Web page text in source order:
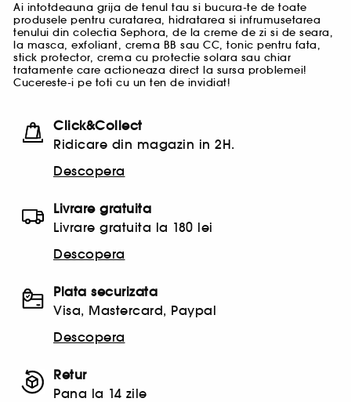
Ai intotdeauna grija de tenul tau si bucura-te de toate
produsele pentru curatarea, hidratarea si infrumusetarea
tenului din colectia Sephora, de la creme de zi si de seara,
la masca, exfoliant, crema BB sau CC, tonic pentru fata,
stick protector, crema cu protectie solara sau chiar
tratamente care actioneaza direct la sursa problemei!
Cucereste-i pe toti cu un ten de invidiat!
Click&Collect
Ridicare din magazin in 2H.
Descopera
Livrare gratuita
Livrare gratuita la 180 lei
Descopera
Plata securizata
Visa, Mastercard, Paypal
Descopera
Retur
Pana la 14 zile